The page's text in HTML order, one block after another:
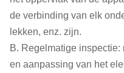
de verbinding van elk
lekken, enz. zijn.
B. Regelmatige
en aanpassing van het